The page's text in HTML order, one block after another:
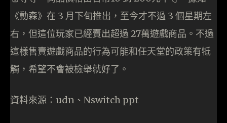
《動森》在 3 月下旬推出，至今才不過 3 個星期左
右，但這位玩家已經賣出超過 27萬遊戲商品。不過
這樣售賣遊戲商品的行為可能和任天堂的政策有牴
觸，希望不會被檢舉就好了。
資料來源：udn、Nswitch ppt